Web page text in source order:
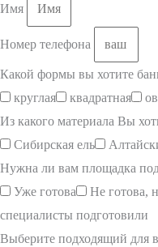
Имя
Номер телефона
Какой формы вы хотите
круглая
квадратная
Из какого материала Вы
Сибирская ель
Нужна ли вам площадка
Уже готова
Не готова,
специалисты подготовили
Выберите подходящий для